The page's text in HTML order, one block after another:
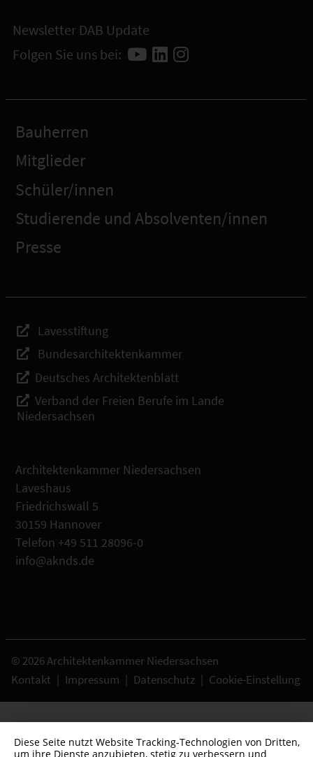
Newsletter DAB Update
Folgen Sie uns bei:
Bauherren
Mitglieder
Schüler/innen
Studierende und Absolventen/innen
Presse
Lavesstiftung
Bundesarchitektenkammer
Deutsches Architektenblatt
Verband der Freien Berufe im Lande
Niedersachsen
Architektenkammer Niedersachsen
Laveshaus
Friedrichswall 5
30159 Hannover
Telefon +49 511 28096-0
info@aknds.de
© 2026 Architektenkammer Niedersachsen
Kontakt | Impressum | Datenschutz | Cookie-Einstellung
Diese Seite nutzt Website Tracking-Technologien von Dritten,
um ihre Dienste anzubieten, stetig zu verbessern und